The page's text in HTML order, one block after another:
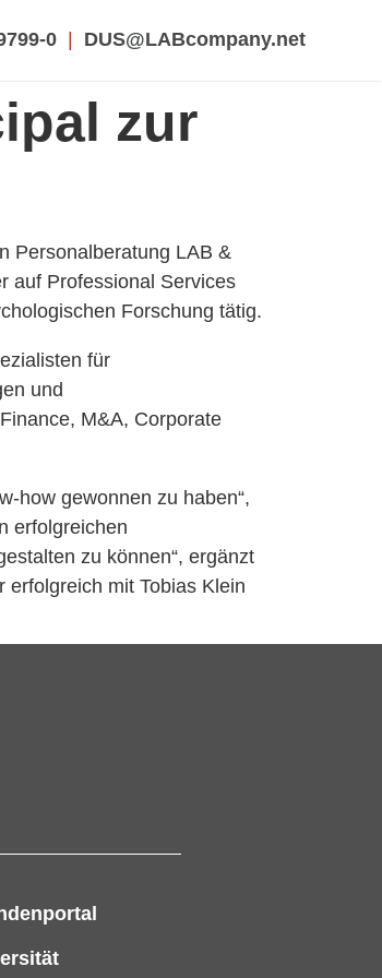
0 DUS@LABcompany.net
zur
Personalberatung LAB &
auf Professional Services
Forschung tätig.
für
und
M&A, Corporate
how gewonnen zu haben“,
erfolgreichen
zu können“, ergänzt
mit Tobias Klein